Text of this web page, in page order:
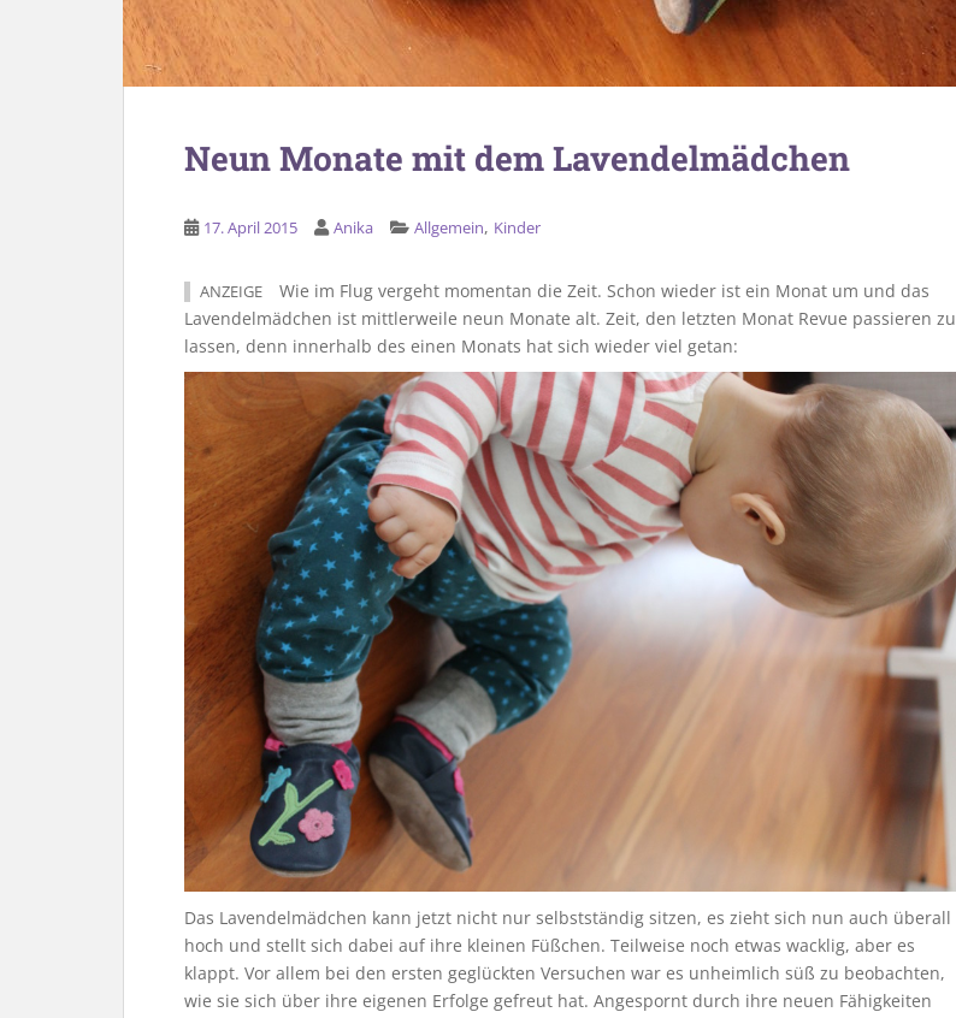
Neun Monate mit dem Lavendelmädchen
17. April 2015 Anika Allgemein, Kinder
ANZEIGE
Wie im Flug vergeht momentan die Zeit. Schon wieder ist ein Monat um und das
Lavendelmädchen ist mittlerweile neun Monate alt. Zeit, den letzten Monat Revue passieren zu
lassen, denn innerhalb des einen Monats hat sich wieder viel getan:
Das Lavendelmädchen kann jetzt nicht nur selbstständig sitzen, es zieht sich nun auch überall
hoch und stellt sich dabei auf ihre kleinen Füßchen. Teilweise noch etwas wacklig, aber es
klappt. Vor allem bei den ersten geglückten Versuchen war es unheimlich süß zu beobachten,
wie sie sich über ihre eigenen Erfolge gefreut hat. Angespornt durch ihre neuen Fähigkeiten